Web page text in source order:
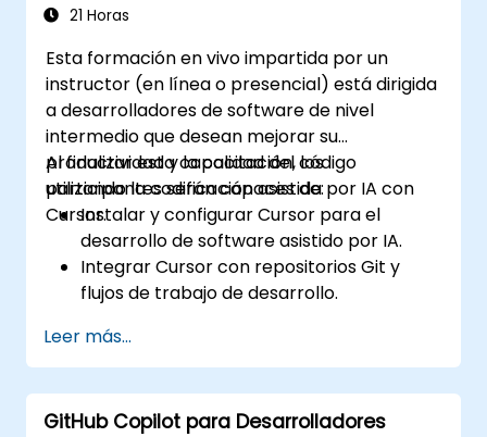
21 Horas
Esta formación en vivo impartida por un
instructor (en línea o presencial) está dirigida
a desarrolladores de software de nivel
intermedio que desean mejorar su
productividad y la calidad del código
utilizando la codificación asistida por IA con
Cursor.
Al finalizar esta capacitación, los
participantes serán capaces de:
Instalar y configurar Cursor para el
desarrollo de software asistido por IA.
Integrar Cursor con repositorios Git y
flujos de trabajo de desarrollo.
depurar y optimizar código.
Aprovechar las capacidades de IA para
refactorización, documentación y
pruebas.
Leer más...
GitHub Copilot para Desarrolladores